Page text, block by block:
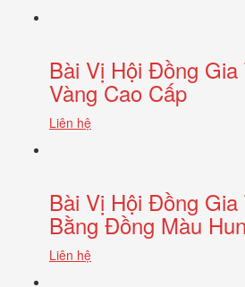
Bài Vị Hội Đồng
Vàng Cao Cấp
Liên hệ
Bài Vị Hội Đồng
Bằng Đồng Màu Hun
Liên hệ